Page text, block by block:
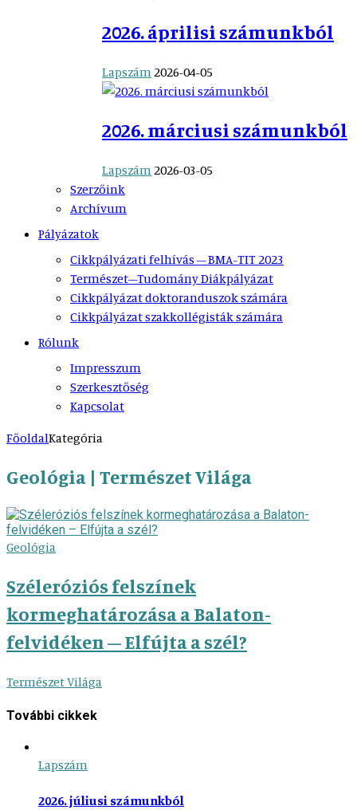
2026. áprilisi számunkból
Lapszám2026-04-05
2026. márciusi számunkból
Lapszám2026-03-05
Szerzőink
Archívum
Pályázatok
Cikkpályázati felhívás – BMA-TIT 2023
Természet–Tudomány Diákpályázat
Cikkpályázat doktoranduszok számára
Cikkpályázat szakkollégisták számára
Rólunk
Impresszum
Szerkesztőség
Kapcsolat
FőoldalKategória
Geológia | Természet Világa
Geológia
Széleróziós felszínek
kormeghatározása a Balaton-
felvidéken – Elfújta a szél?
Természet Világa
További cikkek
Lapszám
2026. júliusi számunkból